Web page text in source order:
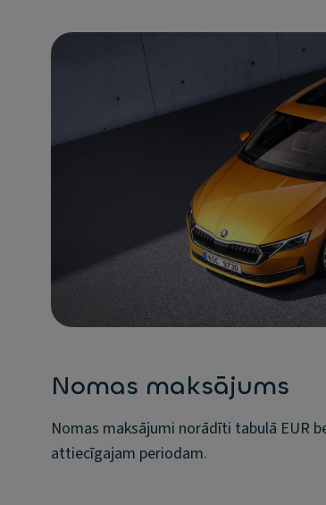
Nomas maksājums
Nomas maksājumi norādīti tabulā EUR
attiecīgajam periodam.